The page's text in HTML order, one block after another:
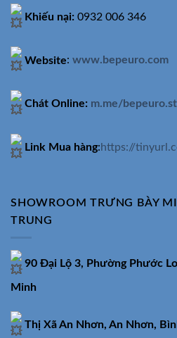
Khiếu nại: 0932 006 346
Website: www.bepeuro.com
Chát Online: m.me/
Link Mua hàng:https://
SHOWROOM TRƯNG BÀY
TRUNG
90 Đại Lộ 3, Phường Phước
Minh
Thị Xã An Nhơn, An Nhơn,